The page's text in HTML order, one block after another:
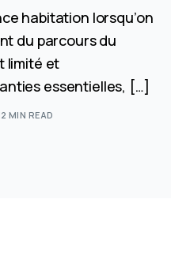
habitation lorsqu’on
du parcours du
limité et
essentielles, […]
MIN READ